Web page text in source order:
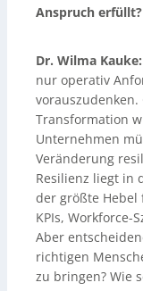
Anspruch erfüllt?
Dr. Wilma Kauke:
nur operativ
Transformation
Unternehmen
Veränderung
Resilienz liegt in
der größte Hebel
KPIs, Workforce-
Aber
richtigen
zu bringen? Wie